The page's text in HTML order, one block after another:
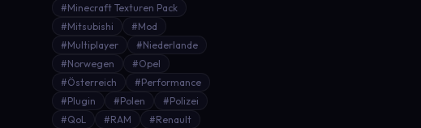
#Minecraft Texturen Pack
#Mitsubishi
#Mod
#Multiplayer
#Niederlande
#Norwegen
#Opel
#Österreich
#Performance
#Plugin
#Polen
#Polizei
#QoL
#RAM
#Renault